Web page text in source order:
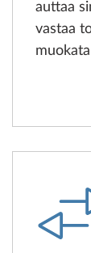
auttaa
vastaa